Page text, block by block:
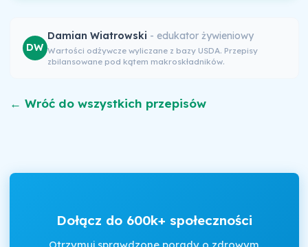
DW
Damian Wiatrowski - edukator żywieniowy
Wartości odżywcze wyliczane z bazy USDA. Przepisy
zbilansowane pod kątem makroskładników.
← Wróć do wszystkich przepisów
Dołącz do 600k+ społeczności
Otrzymuj sprawdzone porady o zdrowym